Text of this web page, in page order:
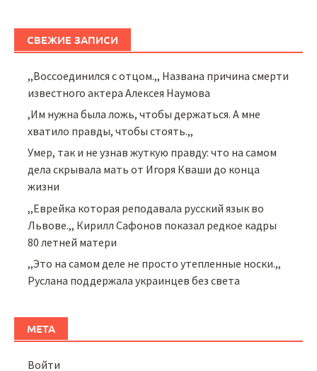
СВЕЖИЕ ЗАПИСИ
,,Воссоединился с отцом.,, Названа причина смерти
известного актера Алексея Наумова
,Им нужна была ложь, чтобы держаться. А мне
хватило правды, чтобы стоять.,,
Умер, так и не узнав жуткую правду: что на самом
дела скрывала мать от Игоря Кваши до конца
жизни
,,Еврейка которая реподавала русский язык во
Львове.,, Кирилл Сафонов показал редкое кадры
80 летней матери
,,Это на самом деле не просто утепленные носки.,,
Руслана поддержала украинцев без света
МЕТА
Войти